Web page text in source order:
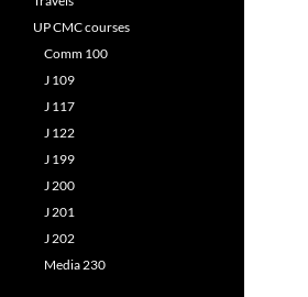
UP CMC courses
Comm 100
J 109
J 117
J 122
J 199
J 200
J 201
J 202
Media 230